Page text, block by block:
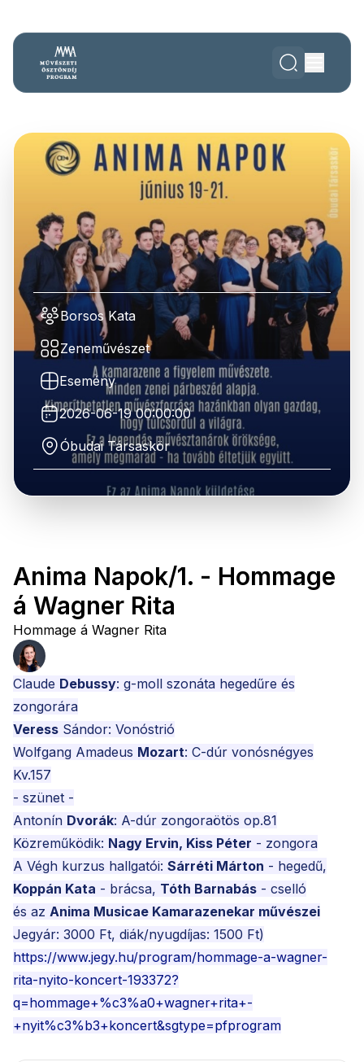
Borsos Kata
Zeneművészet
Esemény
2026-06-19 00:00:00
Óbudai Társaskör
Anima Napok/1. - Hommage
á Wagner Rita
Hommage á Wagner Rita
Claude Debussy: g-moll szonáta hegedűre és
zongorára
Veress Sándor: Vonóstrió
Wolfgang Amadeus Mozart: C-dúr vonósnégyes
Kv.157
- szünet -
Antonín Dvorák: A-dúr zongoraötös op.81
Közreműködik: Nagy Ervin, Kiss Péter - zongora
A Végh kurzus hallgatói: Sárréti Márton - hegedű,
Koppán Kata - brácsa, Tóth Barnabás - cselló
és az Anima Musicae Kamarazenekar művészei
Jegyár: 3000 Ft, diák/nyugdíjas: 1500 Ft)
https://www.jegy.hu/program/hommage-a-wagner-
rita-nyito-koncert-193372?
q=hommage+%c3%a0+wagner+rita+-
+nyit%c3%b3+koncert&sgtype=pfprogram